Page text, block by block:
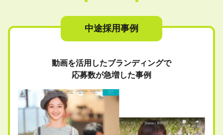
中途採用事例
動画を活用したブランディングで
応募数が急増した事例